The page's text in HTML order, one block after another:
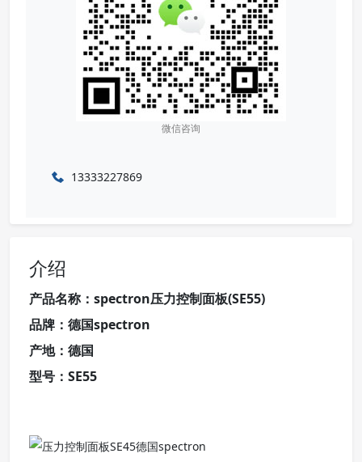
微信咨询
13333227869
介绍
产品名称：spectron压力控制面板(SE55)
品牌：德国spectron
产地：德国
型号：SE55